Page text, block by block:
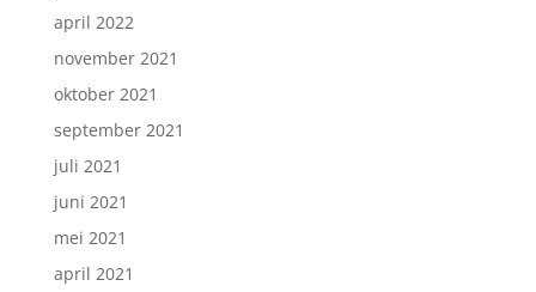
april 2022
november 2021
oktober 2021
september 2021
juli 2021
juni 2021
mei 2021
april 2021